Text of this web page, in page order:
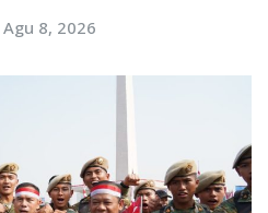
Agu 8, 2026